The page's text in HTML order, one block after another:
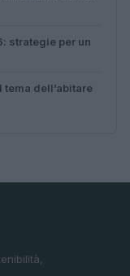
strategie per un
dell’abitare